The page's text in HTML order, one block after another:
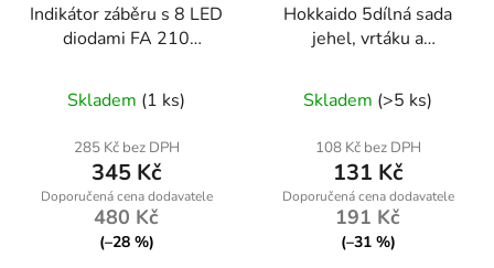
Indikátor záběru s 8 LED
diodami FA 210
FISING
hodnocení
produktu
je
4,1
z
Skladem (1 ks)
285 Kč bez DPH
345 Kč
480 Kč
(–28 %)
Hokkaido 5dílná sada
jehel, vrtáku a
hodnocení
produktu
je
5,0
z
Skladem (>5 ks)
108 Kč bez DPH
131 Kč
191 Kč
(–31 %)